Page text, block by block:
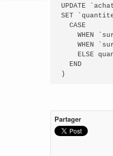
UPDATE
SET
CASE
WHEN
WHEN
ELSE
END
)
Partager